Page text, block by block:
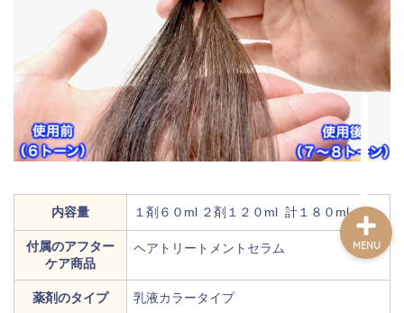
内容量 １剤６０ml ２剤１２０ml 計１８０ml
付属のアフター
ケア商品
ヘアトリートメントセラム
薬剤のタイプ 乳液カラータイプ
MENU
記事一覧
プロフィール
お問い合わせフォーム